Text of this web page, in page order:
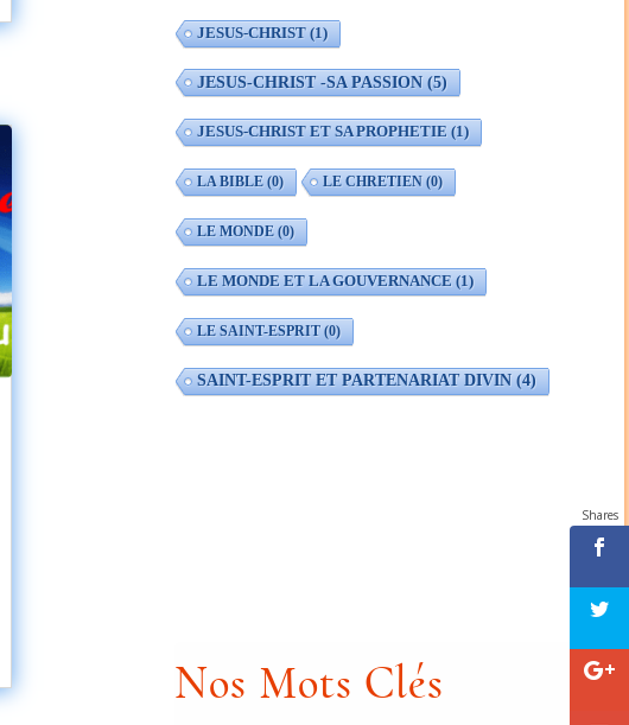
JESUS-CHRIST(1)
JESUS-CHRIST -SA PASSION(5)
JESUS-CHRIST ET SA PROPHETIE (1)
LA BIBLE (0) LE CHRETIEN (0)
LE MONDE (0)
LE MONDE ET LA GOUVERNANCE (1)
LE SAINT-ESPRIT(0)
SAINT-ESPRIT ET PARTENARIAT DIVIN(4)
Nos Mots Clés
Shares